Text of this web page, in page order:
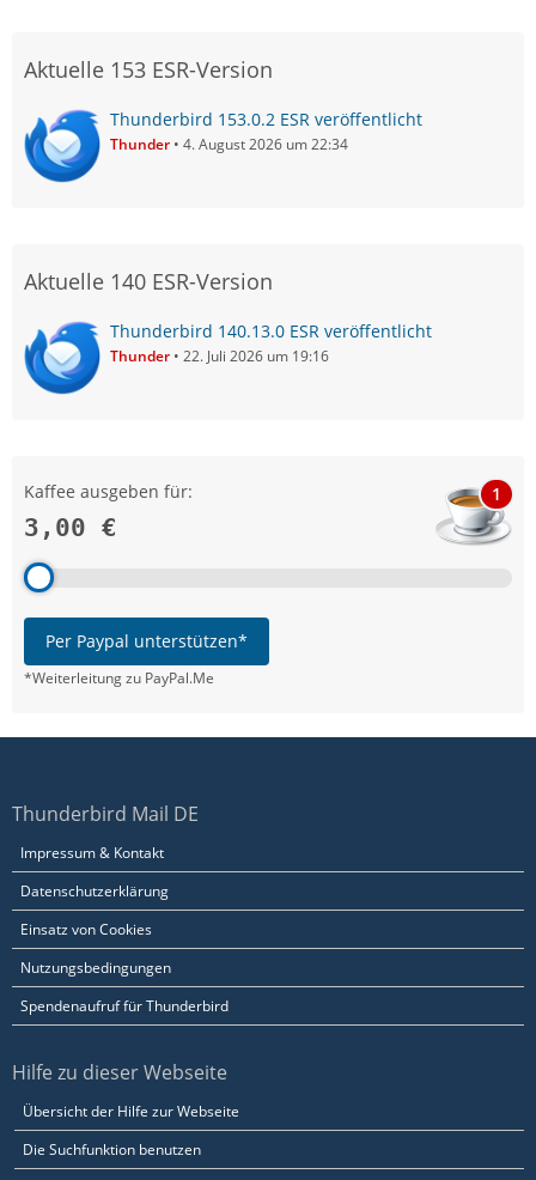
Aktuelle 153 ESR-Version
Thunderbird 153.0.2 ESR veröffentlicht
Thunder 4. August 2026 um 22:34
Aktuelle 140 ESR-Version
Thunderbird 140.13.0 ESR veröffentlicht
Thunder 22. Juli 2026 um 19:16
Kaffee ausgeben für:
3,00 €
1
Per Paypal unterstützen*
*Weiterleitung zu PayPal.Me
Thunderbird Mail DE
Impressum & Kontakt
Datenschutzerklärung
Einsatz von Cookies
Nutzungsbedingungen
Spendenaufruf für Thunderbird
Hilfe zu dieser Webseite
Übersicht der Hilfe zur Webseite
Die Suchfunktion benutzen